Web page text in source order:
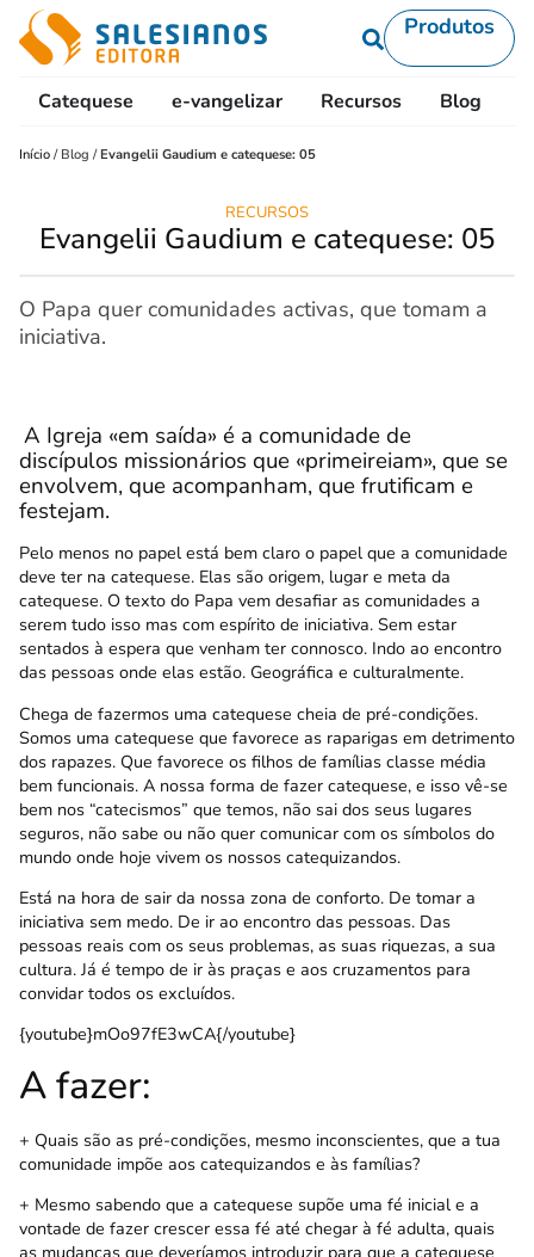
Produtos
Catequese e-vangelizar Recursos Blog
Início / Blog /Evangelii Gaudium e catequese: 05
RECURSOS
Evangelii Gaudium e catequese: 05
O Papa quer comunidades activas, que tomam a
iniciativa.
A Igreja «em saída» é a comunidade de
discípulos missionários que «primeireiam», que se
envolvem, que acompanham, que frutificam e
festejam.
Pelo menos no papel está bem claro o papel que a comunidade
deve ter na catequese. Elas são origem, lugar e meta da
catequese. O texto do Papa vem desafiar as comunidades a
serem tudo isso mas com espírito de iniciativa. Sem estar
sentados à espera que venham ter connosco. Indo ao encontro
das pessoas onde elas estão. Geográfica e culturalmente.
Chega de fazermos uma catequese cheia de pré-condições.
Somos uma catequese que favorece as raparigas em detrimento
dos rapazes. Que favorece os filhos de famílias classe média
bem funcionais. A nossa forma de fazer catequese, e isso vê-se
bem nos “catecismos” que temos, não sai dos seus lugares
seguros, não sabe ou não quer comunicar com os símbolos do
mundo onde hoje vivem os nossos catequizandos.
Está na hora de sair da nossa zona de conforto. De tomar a
iniciativa sem medo. De ir ao encontro das pessoas. Das
pessoas reais com os seus problemas, as suas riquezas, a sua
cultura. Já é tempo de ir às praças e aos cruzamentos para
convidar todos os excluídos.
{youtube}mOo97fE3wCA{/youtube}
A fazer:
+ Quais são as pré-condições, mesmo inconscientes, que a tua
comunidade impõe aos catequizandos e às famílias?
+ Mesmo sabendo que a catequese supõe uma fé inicial e a
vontade de fazer crescer essa fé até chegar à fé adulta, quais